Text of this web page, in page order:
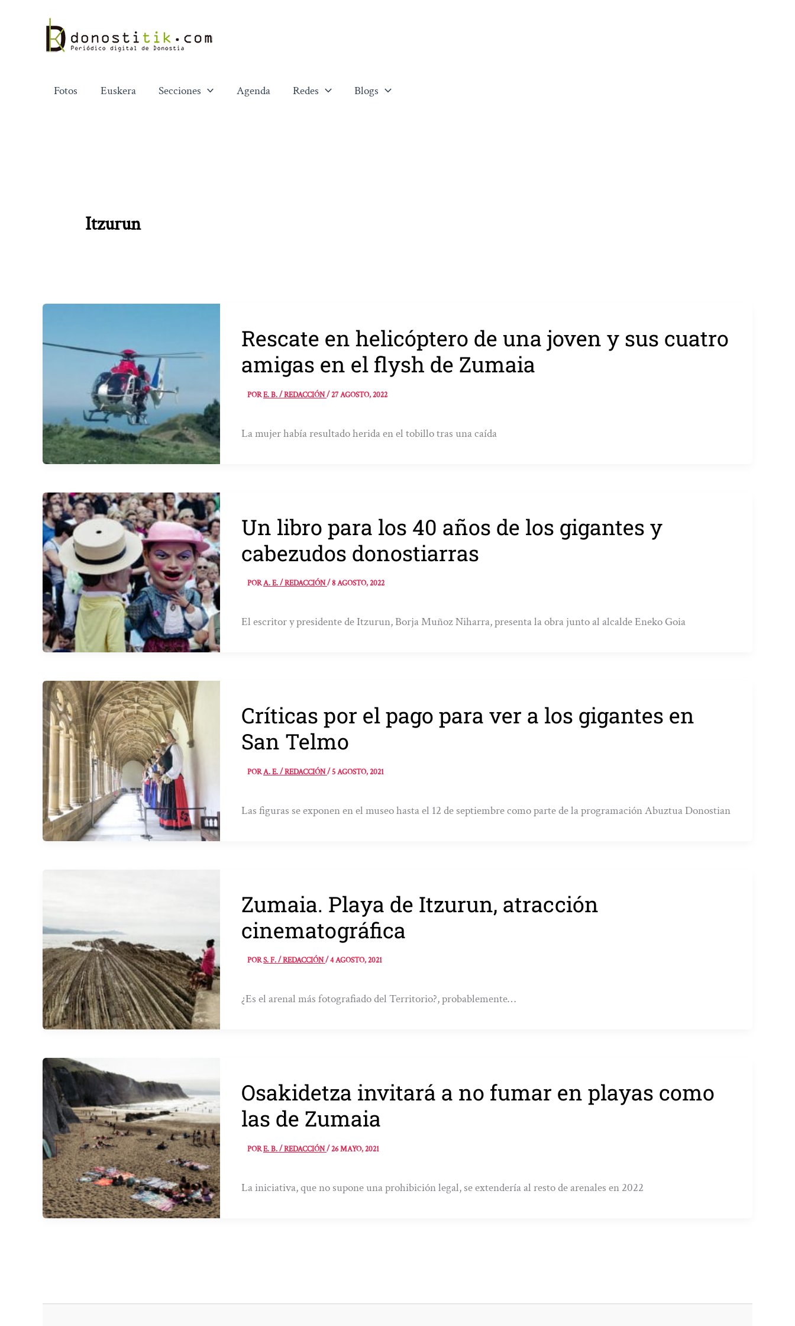
contenido
Fotos Euskera Secciones Agenda Redes Blogs
Itzurun
Rescate en helicóptero de una joven y sus cuatro
amigas en el flysh de Zumaia
PORE. B. / REDACCIÓN/27 AGOSTO, 2022
La mujer había resultado herida en el tobillo tras una caída
Un libro para los 40 años de los gigantes y
cabezudos donostiarras
PORA. E. / REDACCIÓN/8 AGOSTO, 2022
El escritor y presidente de Itzurun, Borja Muñoz Niharra, presenta la obra junto al alcalde Eneko Goia
Críticas por el pago para ver a los gigantes en
San Telmo
PORA. E. / REDACCIÓN/5 AGOSTO, 2021
Las figuras se exponen en el museo hasta el 12 de septiembre como parte de la programación Abuztua Donostian
Zumaia. Playa de Itzurun, atracción
cinematográfica
PORS. F. / REDACCIÓN/4 AGOSTO, 2021
¿Es el arenal más fotografiado del Territorio?, probablemente…
Osakidetza invitará a no fumar en playas como
las de Zumaia
PORE. B. / REDACCIÓN/26 MAYO, 2021
La iniciativa, que no supone una prohibición legal, se extendería al resto de arenales en 2022